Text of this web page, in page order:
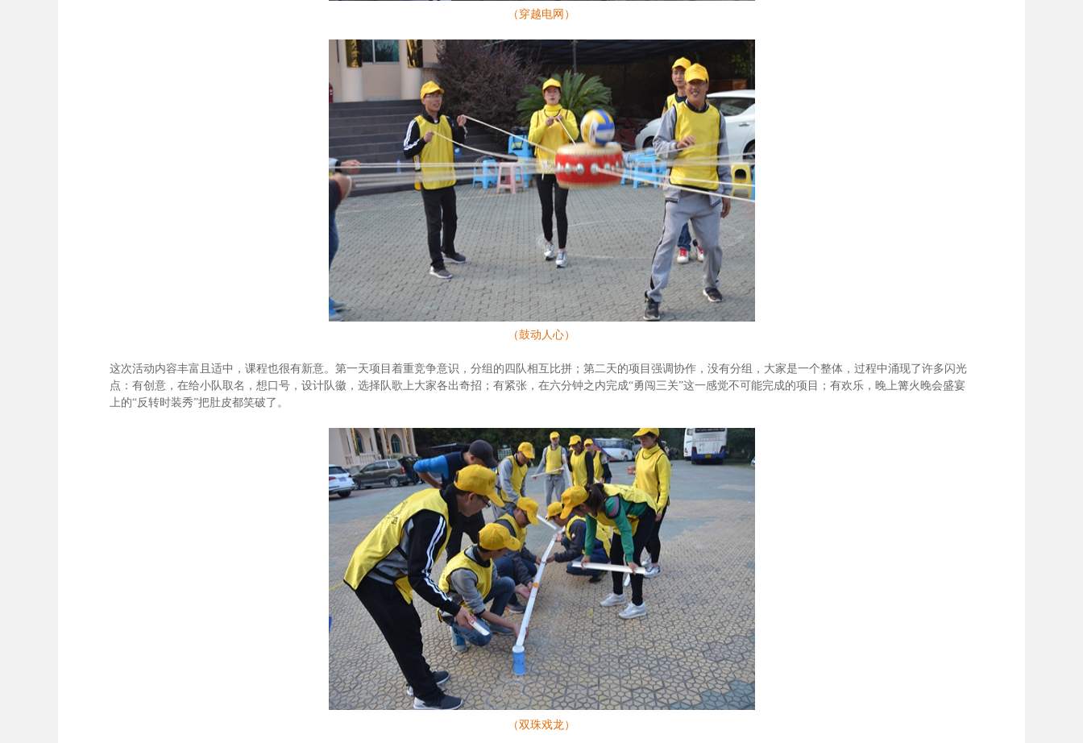
（穿越电网）
（鼓动人心）
这次活动内容丰富且适中，课程也很有新意。第一天项目着重竞争意识，分组的四队相互比拼；第二天的项目强调协作，没有分组，大家是一个整体，过程中涌现了许多闪光
点：有创意，在给小队取名，想口号，设计队徽，选择队歌上大家各出奇招；有紧张，在六分钟之内完成“勇闯三关”这一感觉不可能完成的项目；有欢乐，晚上篝火晚会盛宴
上的“反转时装秀”把肚皮都笑破了。
（双珠戏龙）